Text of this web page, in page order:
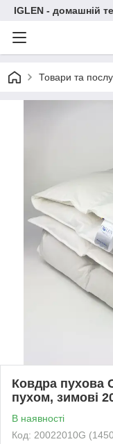
IGLEN - домашній
Товари та
Ковдра пухова
пухом, зимові
В наявності
Код: 20022010G